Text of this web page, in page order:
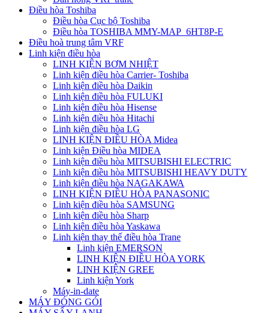
Điều hòa Toshiba
Điều hòa Cục bộ Toshiba
Điều hòa TOSHIBA MMY-MAP_6HT8P-E
Điều hoà trung tâm VRF
Linh kiện điều hòa
LINH KIỆN BƠM NHIỆT
Linh kiện điều hòa Carrier- Toshiba
Linh kiện điều hòa Daikin
Linh kiện điều hòa FULUKI
Linh kiện điều hòa Hisense
Linh kiện điều hòa Hitachi
Linh kiện điều hòa LG
LINH KIỆN ĐIỀU HÒA Midea
Linh kiện Điều hòa MIDEA
Linh kiện điều hòa MITSUBISHI ELECTRIC
Linh kiện điều hòa MITSUBISHI HEAVY DUTY
Linh kiện điều hòa NAGAKAWA
LINH KIỆN ĐIỀU HÒA PANASONIC
Linh kiện điều hòa SAMSUNG
Linh kiện điều hòa Sharp
Linh kiện điều hòa Yaskawa
Linh kiện thay thế điều hòa Trane
Linh kiện EMERSON
LINH KIỆN ĐIỀU HÒA YORK
LINH KIỆN GREE
Linh kiện York
Máy-in-date
MÁY ĐÓNG GÓI